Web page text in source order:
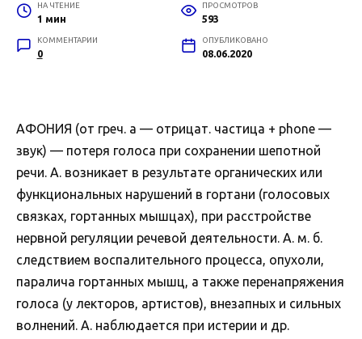
НА ЧТЕНИЕ
1 мин
ПРОСМОТРОВ
593
КОММЕНТАРИИ
0
ОПУБЛИКОВАНО
08.06.2020
АФОНИЯ (от греч. а — отрицат. частица + phone —
звук) — потеря голоса при сохранении шепотной
речи. А. возникает в результате органических или
функциональных нарушений в гортани (голосовых
связках, гортанных мышцах), при расстройстве
нервной регуляции речевой деятельности. А. м. б.
следствием воспалительного процесса, опухоли,
паралича гортанных мышц, а также перенапряжения
голоса (у лекторов, артистов), внезапных и сильных
волнений. А. наблюдается при истерии и др.